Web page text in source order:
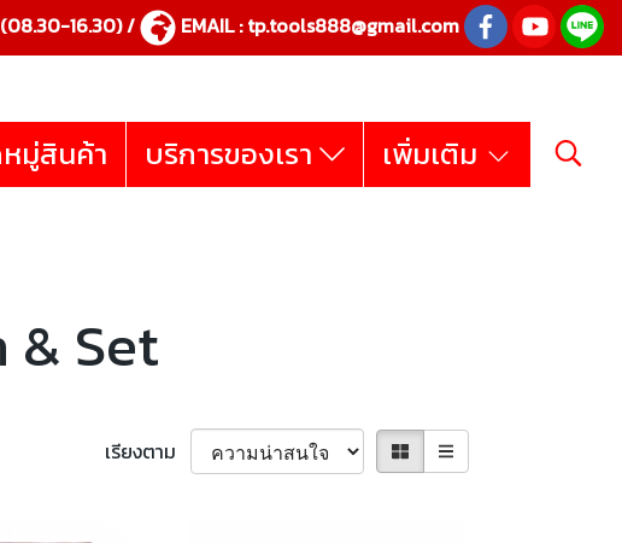
(08.30-16.30) / EMAIL :tp.tools888@gmail.com
มู่สินค้า บริการของเรา เพิ่มเติม
Set
เรียงตาม